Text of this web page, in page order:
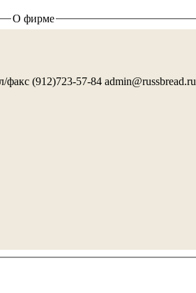
О фирме
(912)723-57-84 admin@russbread.ru